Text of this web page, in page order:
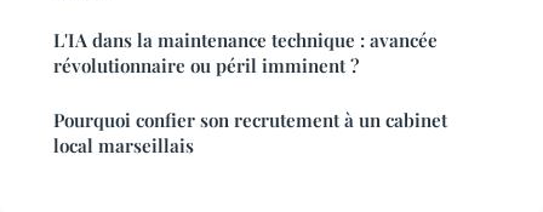
L'IA dans la maintenance technique : avancée
révolutionnaire ou péril imminent ?
Pourquoi confier son recrutement à un cabinet
local marseillais